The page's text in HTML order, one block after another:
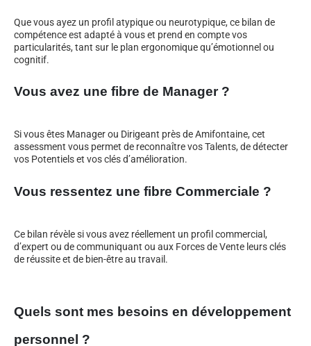
Que vous ayez un profil atypique ou neurotypique, ce bilan de
compétence est adapté à vous et prend en compte vos
particularités, tant sur le plan ergonomique qu’émotionnel ou
cognitif.
Vous avez une fibre de Manager ?
Si vous êtes Manager ou Dirigeant près de Amifontaine, cet
assessment vous permet de reconnaître vos Talents, de détecter
vos Potentiels et vos clés d’amélioration.
Vous ressentez une fibre Commerciale ?
Ce bilan révèle si vous avez réellement un profil commercial,
d’expert ou de communiquant ou aux Forces de Vente leurs clés
de réussite et de bien-être au travail.
Quels sont mes besoins en développement
personnel ?